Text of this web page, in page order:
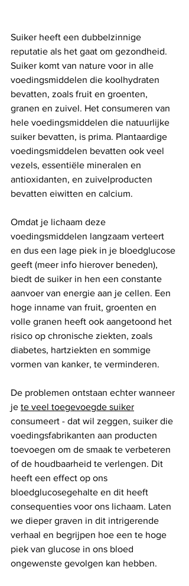
Suiker heeft een dubbelzinnige
reputatie als het gaat om gezondheid.
Suiker komt van nature voor in alle
voedingsmiddelen die koolhydraten
bevatten, zoals fruit en groenten,
granen en zuivel. Het consumeren van
hele voedingsmiddelen die natuurlijke
suiker bevatten, is prima. Plantaardige
voedingsmiddelen bevatten ook veel
vezels, essentiële mineralen en
antioxidanten, en zuivelproducten
bevatten eiwitten en calcium.
Omdat je lichaam deze
voedingsmiddelen langzaam verteert
en dus een lage piek in je bloedglucose
geeft (meer info hierover beneden),
biedt de suiker in hen een constante
aanvoer van energie aan je cellen. Een
hoge inname van fruit, groenten en
volle granen heeft ook aangetoond het
risico op chronische ziekten, zoals
diabetes, hartziekten en sommige
vormen van kanker, te verminderen.
De problemen ontstaan echter wanneer
je te veel toegevoegde suiker
consumeert - dat wil zeggen, suiker die
voedingsfabrikanten aan producten
toevoegen om de smaak te verbeteren
of de houdbaarheid te verlengen. Dit
heeft een effect op ons
bloedglucosegehalte en dit heeft
consequenties voor ons lichaam. Laten
we dieper graven in dit intrigerende
verhaal en begrijpen hoe een te hoge
piek van glucose in ons bloed
ongewenste gevolgen kan hebben.